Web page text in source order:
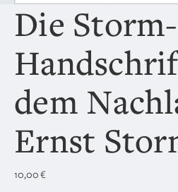
Die Storm-
dem
Ernst
10,00€